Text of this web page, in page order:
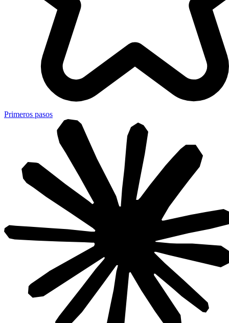
Primeros pasos